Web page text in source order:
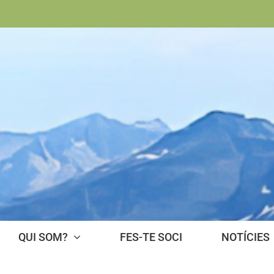
QUI SOM? FES-TE SOCI NOTÍCIES